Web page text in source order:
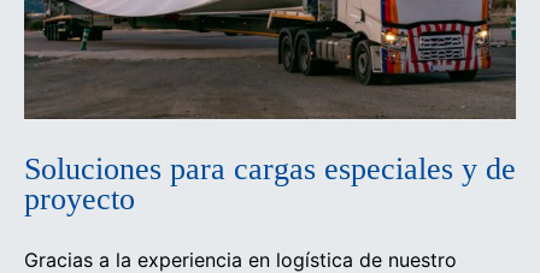
Soluciones para cargas especiales y de
proyecto
Gracias a la experiencia en logística de nuestro